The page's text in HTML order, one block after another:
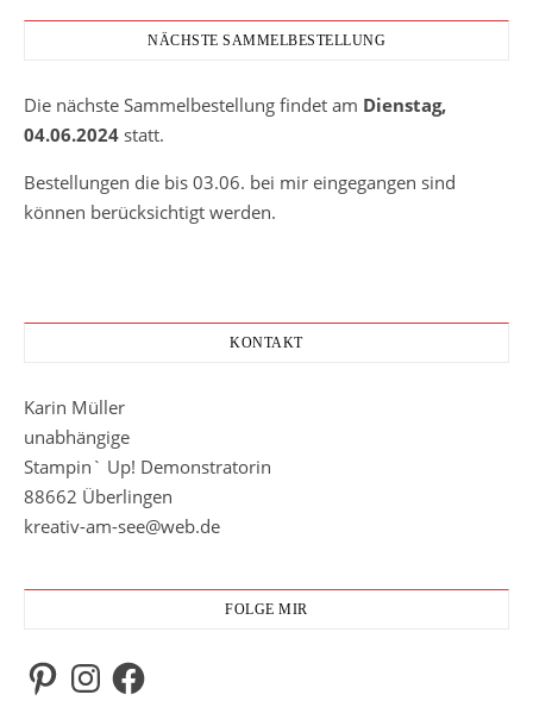
NÄCHSTE SAMMELBESTELLUNG
Die nächste Sammelbestellung findet am Dienstag,
04.06.2024 statt.
Bestellungen die bis 03.06. bei mir eingegangen sind
können berücksichtigt werden.
KONTAKT
Karin Müller
unabhängige
Stampin` Up! Demonstratorin
88662 Überlingen
kreativ-am-see@web.de
FOLGE MIR
PinterestInstagramFacebook